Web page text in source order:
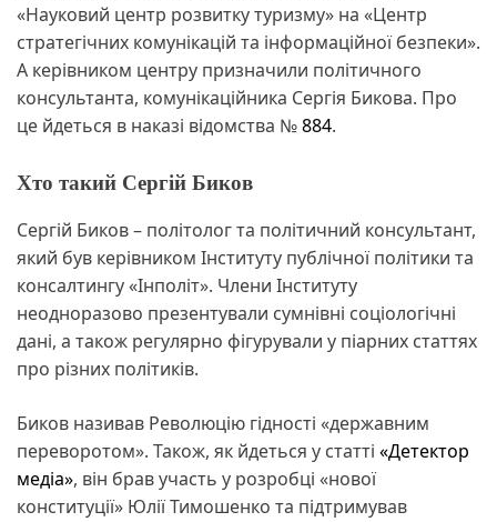
«Науковий центр розвитку туризму» на «Центр
стратегічних комунікацій та інформаційної безпеки».
А керівником центру призначили політичного
консультанта, комунікаційника Сергія Бикова. Про
це йдеться в наказі відомства №884.
Хто такий Сергій Биков
Сергій Биков – політолог та політичний консультант,
який був керівником Інституту публічної політики та
консалтингу «Інполіт». Члени Інституту
неодноразово презентували сумнівні соціологічні
дані, а також регулярно фігурували у піарних статтях
про різних політиків.
Биков називав Революцію гідності «державним
переворотом». Також, як йдеться у статті «Детектор
медіа», він брав участь у розробці «нової
конституції» Юлії Тимошенко та підтримував